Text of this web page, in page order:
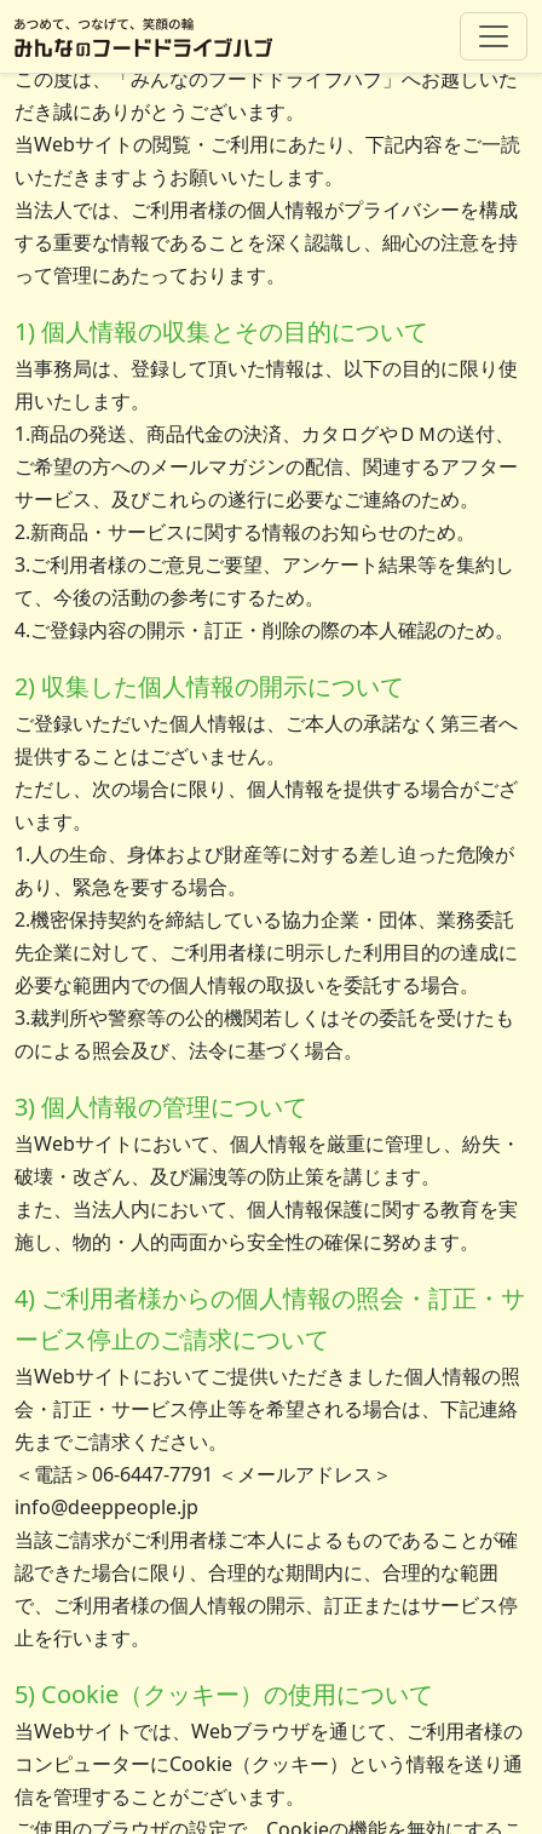
プライバシーポリシー
この度は、「みんなのフードドライブハブ」へお越しいた
だき誠にありがとうございます。
当Webサイトの閲覧・ご利用にあたり、下記内容をご一読
いただきますようお願いいたします。
当法人では、ご利用者様の個人情報がプライバシーを構成
する重要な情報であることを深く認識し、細心の注意を持
って管理にあたっております。
1) 個人情報の収集とその目的について
当事務局は、登録して頂いた情報は、以下の目的に限り使
用いたします。
1.商品の発送、商品代金の決済、カタログやＤＭの送付、
ご希望の方へのメールマガジンの配信、関連するアフター
サービス、及びこれらの遂行に必要なご連絡のため。
2.新商品・サービスに関する情報のお知らせのため。
3.ご利用者様のご意見ご要望、アンケート結果等を集約し
て、今後の活動の参考にするため。
4.ご登録内容の開示・訂正・削除の際の本人確認のため。
2) 収集した個人情報の開示について
ご登録いただいた個人情報は、ご本人の承諾なく第三者へ
提供することはございません。
ただし、次の場合に限り、個人情報を提供する場合がござ
います。
1.人の生命、身体および財産等に対する差し迫った危険が
あり、緊急を要する場合。
2.機密保持契約を締結している協力企業・団体、業務委託
先企業に対して、ご利用者様に明示した利用目的の達成に
必要な範囲内での個人情報の取扱いを委託する場合。
3.裁判所や警察等の公的機関若しくはその委託を受けたも
のによる照会及び、法令に基づく場合。
3) 個人情報の管理について
当Webサイトにおいて、個人情報を厳重に管理し、紛失・
破壊・改ざん、及び漏洩等の防止策を講じます。
また、当法人内において、個人情報保護に関する教育を実
施し、物的・人的両面から安全性の確保に努めます。
4) ご利用者様からの個人情報の照会・訂正・サ
ービス停止のご請求について
当Webサイトにおいてご提供いただきました個人情報の照
会・訂正・サービス停止等を希望される場合は、下記連絡
先までご請求ください。
＜電話＞06-6447-7791 ＜メールアドレス＞
info@deeppeople.jp
当該ご請求がご利用者様ご本人によるものであることが確
認できた場合に限り、合理的な期間内に、合理的な範囲
で、ご利用者様の個人情報の開示、訂正またはサービス停
止を行います。
5) Cookie（クッキー）の使用について
当Webサイトでは、Webブラウザを通じて、ご利用者様の
コンピューターにCookie（クッキー）という情報を送り通
信を管理することがございます。